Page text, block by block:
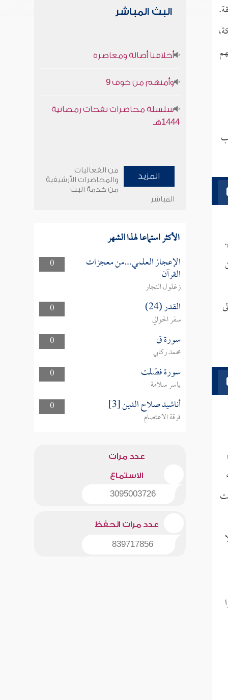
البث المباشر
أخلاقنا أصالة ومعاصرة
وأمنهم من خوف 9
سلسلة محاضرات نفحات رمضانية
1444هـ
المزيد
من الفعاليات
والمحاضرات الأرشيفية
من خدمة البث
المباشر
الأكثر استماعا لهذا الشهر
0 الإعجاز العلمي...من معجزات
القرآن
زغلول النجار
0
القدر (24)
سفر الحوالي
0
سورة ق
محمد ركابي
0
سورة فصّلت
ياسر سلامة
0
أناشيد صلاح الدين [3]
فرقة الاعتصام
عدد مرات
الاستماع
3095003726
عدد مرات الحفظ
839717856